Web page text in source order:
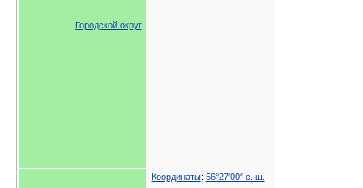
Городской округ
Координаты: 56°27′00″ с. ш.